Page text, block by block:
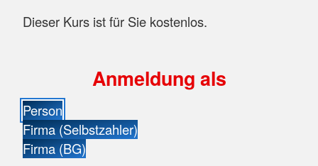
Dieser Kurs ist für Sie kostenlos.
Anmeldung als
Person
Firma (Selbstzahler)
Firma (BG)